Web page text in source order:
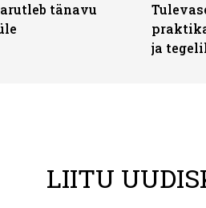
tänavu
ja
LIITU